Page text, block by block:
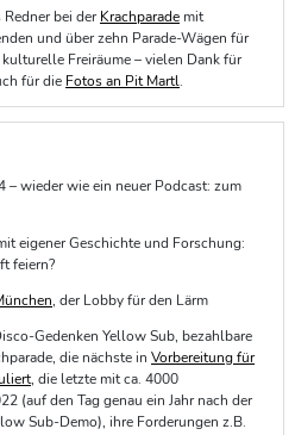
bei derKrachparade mit
und über zehn Parade-Wägen für
Freiräume – vielen Dank für
für die Fotos an Pit Martl.
– wieder wie ein neuer Podcast: zum
eigener Geschichte und Forschung:
feiern?
, der Lobby für den Lärm
Gedenken Yellow Sub, bezahlbare
die nächste in Vorbereitung für
, die letzte mit ca. 4000
(auf den Tag genau ein Jahr nach der
Sub-Demo), ihre Forderungen z.B.